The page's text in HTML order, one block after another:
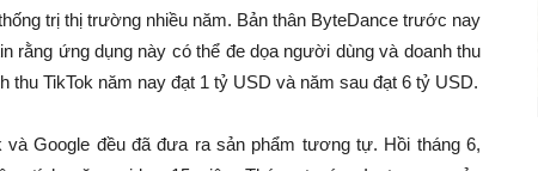
trị thị trường nhiều năm. Bản thân ByteDance trước nay
rằng ứng dụng này có thể đe dọa người dùng và doanh thu
thu TikTok năm nay đạt 1 tỷ USD và năm sau đạt 6 tỷ USD.
Google đều đã đưa ra sản phẩm tương tự. Hồi tháng 6,